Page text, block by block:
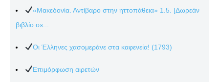
«Μακεδονία. Αντίβαρο στην ηττοπάθεια» 1.5. [Δωρεάν
βιβλίο σε...
Οι Έλληνες χασομεράνε στα καφενεία! (1793)
Επιμόρφωση αιρετών